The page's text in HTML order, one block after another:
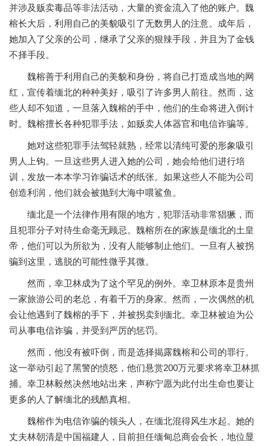
并涉及贩卖毒品等非法活动，大量的资金流入了他的账户。魏
榕长大后，利用自己的美貌吸引了无数男人的注意。成年后，
她加入了父亲的公司，继承了父亲的狠辣手段，并且为了金钱
不择手段。
魏榕善于利用自己的美貌和身份，将自己打造成当地的网
红，宣传着缅北的种种美好，吸引了许多男人前往。然而，这
些人却不知道，一旦落入魏榕的手中，他们的生命将进入倒计
时。魏榕擅长各种犯罪手法，如贩卖人体器官和电信诈骗等。
她对这些犯罪手法驾轻就熟，经常以清纯可爱的形象吸引
男人上钩。一旦这些男人进入她的公司，她会给他们进行培
训，发放一本本学习诈骗话术的纸张。如果这些人不能为公司
创造利润，他们就会被抛到大海中喂鲨鱼。
缅北是一个法律作用有限的地方，犯罪活动非常猖獗，而
且犯罪分子对待生命毫无顾忌。魏榕所在的家族是缅北的土皇
帝，他们可以为所欲为，没有人能够制止他们。一旦有人被拐
骗到这里，逃脱的可能性微乎其微。
然而，幸卫林成为了这个罕见的例外。幸卫林原本是贵州
一家旅游公司的老总，有着千万的身家。然而，一次偶然的机
会让他遇到了魏榕的手下，并被拐卖到缅北。幸卫林被迫为公
司从事电信诈骗，并受到严厉的惩罚。
然而，他没有被吓倒，而是选择揭露魏榕和公司的罪行。
这一举动引起了黑警的愤怒，他们悬赏200万元要求将幸卫林抓
捕。幸卫林毅然决然地站出来，声称宁愿为此付出生命也要让
更多的人了解缅北的残酷真相。
魏榕作为电信诈骗的领头人，在缅北混得风生水起。她的
丈夫林朝清是中国福建人，目前担任缅甸总商会会长，地位显